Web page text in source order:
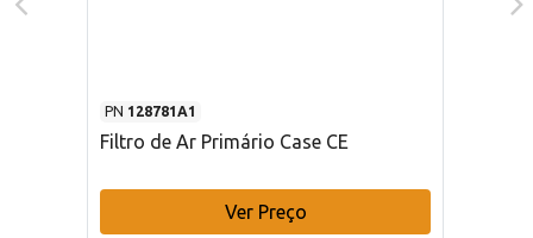
PN 128781A1
Filtro de Ar Primário Case CE
Ver Preço